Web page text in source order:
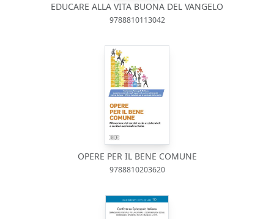
EDUCARE ALLA VITA BUONA DEL VANGELO
9788810113042
OPERE PER IL BENE COMUNE
9788810203620